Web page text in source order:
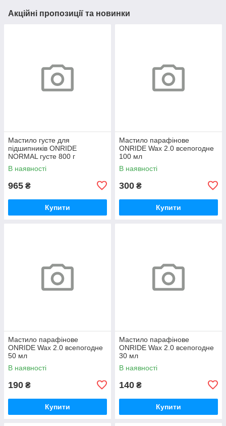
Акційні пропозиції та новинки
Мастило густе для
підшипників ONRIDE
NORMAL густе 800 г
(металева банка)
В наявності
965 ₴
Купити
Мастило парафінове
ONRIDE Wax 2.0 всепогодне
100 мл
В наявності
300 ₴
Купити
Мастило парафінове
ONRIDE Wax 2.0 всепогодне
50 мл
В наявності
190 ₴
Купити
Мастило парафінове
ONRIDE Wax 2.0 всепогодне
30 мл
В наявності
140 ₴
Купити